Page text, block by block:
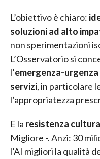
L’obiettivo è chiaro:
soluzioni ad alto
non sperimentazioni
L’Osservatorio si
l’emergenza-urgenza
servizi, in particolare
l’appropriatezza
E la resistenza
Migliore -. Anzi: 30
l’AI migliori la qualità